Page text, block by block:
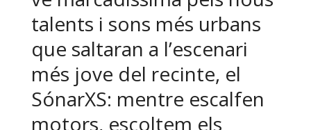
talents i sons més urbans
que saltaran a l’escenari
més jove del recinte, el
SónarXS: mentre escalfen
motors, escoltem els